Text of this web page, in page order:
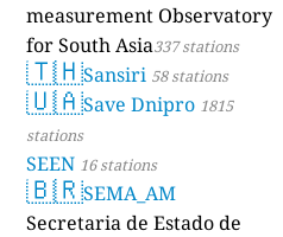
measurement Observatory
for South Asia337 stations
🇹🇭Sansiri 58 stations
🇺🇦Save Dnipro 1815
stations
SEEN 16 stations
🇧🇷SEMA_AM
Secretaria de Estado de